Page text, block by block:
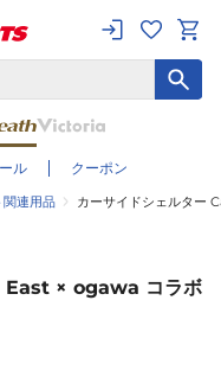
ル クーポン
関連用品 カーサイドシェルター
East × ogawa コラボ